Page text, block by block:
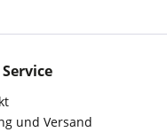
und Versand